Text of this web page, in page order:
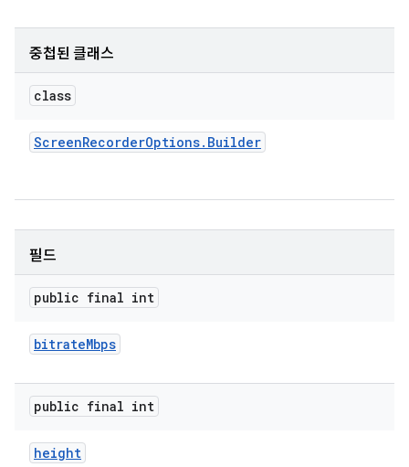
중첩된 클래스
class
ScreenRecorderOptions. Builder
필드
public final int
bitrateMbps
public final int
height